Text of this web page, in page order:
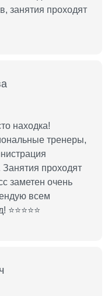
занятия проходят
находка!
тренеры,
Занятия проходят
заметен очень
всем